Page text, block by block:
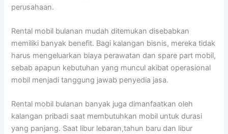
perusahaan.
Rental mobil bulanan mudah ditemukan disebabkan
memiliki banyak benefit. Bagi kalangan bisnis, mereka tidak
harus mengeluarkan biaya perawatan dan spare part mobil,
sebab apapun kebutuhan yang muncul akibat operasional
mobil menjadi tanggung jawab penyedia jasa.
Rental mobil bulanan banyak juga dimanfaatkan oleh
kalangan pribadi saat membutuhkan mobil untuk durasi
yang panjang. Saat libur lebaran,tahun baru dan libur